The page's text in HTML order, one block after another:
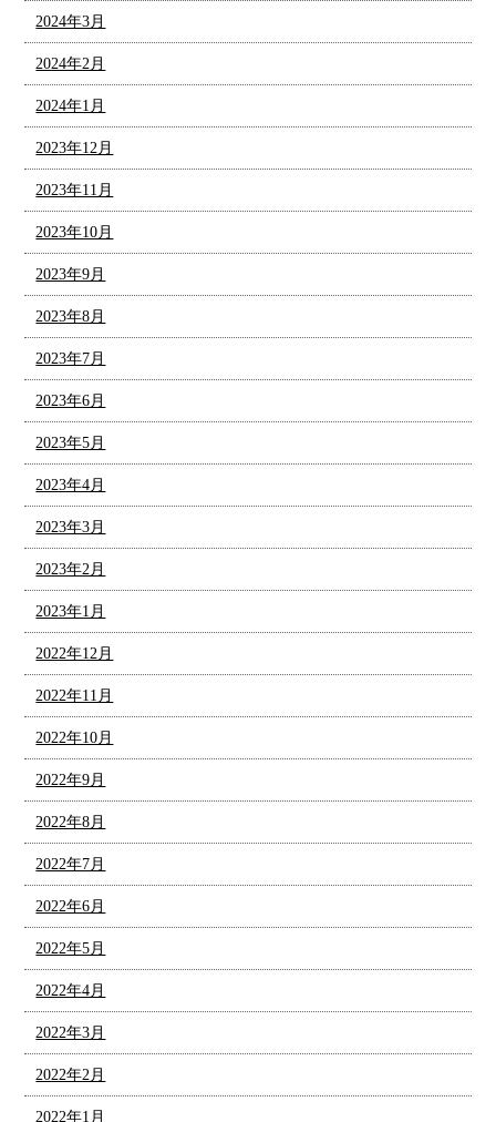
2024年3月
2024年2月
2024年1月
2023年12月
2023年11月
2023年10月
2023年9月
2023年8月
2023年7月
2023年6月
2023年5月
2023年4月
2023年3月
2023年2月
2023年1月
2022年12月
2022年11月
2022年10月
2022年9月
2022年8月
2022年7月
2022年6月
2022年5月
2022年4月
2022年3月
2022年2月
2022年1月